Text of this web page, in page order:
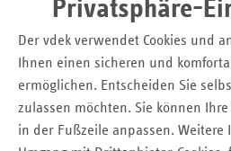
Privatsphäre-
Der vdek verwendet Cookies und
Ihnen einen sicheren und
ermöglichen. Entscheiden Sie
zulassen möchten. Sie können
in der Fußzeile anpassen.
Mit Tanz von
18.02.2026 vdek-Zukunftspreis
Ideen für
gesucht